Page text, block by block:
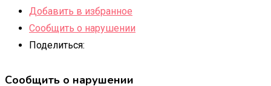
Добавить в избранное
Сообщить о нарушении
Поделиться:
Сообщить о нарушении